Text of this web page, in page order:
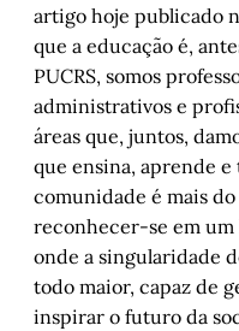
artigo hoje publicado
que a educação é,
PUCRS, somos
administrativos e
áreas que, juntos,
que ensina, aprende
comunidade é mais
reconhecer-se em
onde a singularidade
todo maior, capaz de
inspirar o futuro da